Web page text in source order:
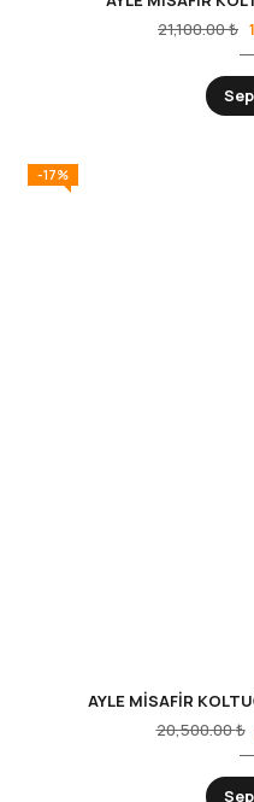
21,100.00₺
-17%
AYLE MİSAFİR
20,500.00₺